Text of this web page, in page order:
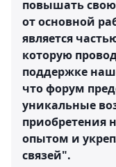
повышать
от основной
является
которую
поддержке
что форум
уникальные
приобретения
опытом и
связей".